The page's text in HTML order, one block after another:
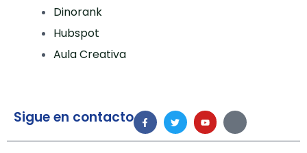
Dinorank
Hubspot
Aula Creativa
Sigue en contacto